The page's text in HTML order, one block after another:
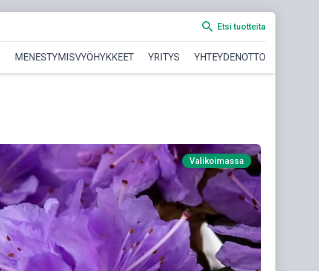
search Etsi tuotteita
MENESTYMISVYÖHYKKEET YRITYS YHTEYDENOTTO
Valikoimassa